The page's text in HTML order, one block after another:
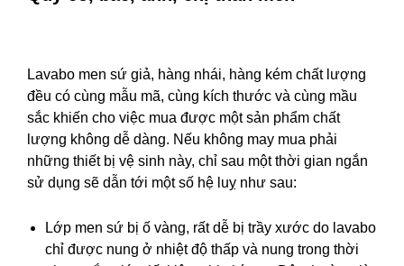
Lavabo men sứ giả, hàng nhái, hàng kém chất lượng
đều có cùng mẫu mã, cùng kích thước và cùng mầu
sắc khiến cho việc mua được một sản phẩm chất
lượng không dễ dàng. Nếu không may mua phải
những thiết bị vệ sinh này, chỉ sau một thời gian ngắn
sử dụng sẽ dẫn tới một số hệ luỵ như sau:
Lớp men sứ bị ố vàng, rất dễ bị trầy xước do lavabo
chỉ được nung ở nhiệt độ thấp và nung trong thời